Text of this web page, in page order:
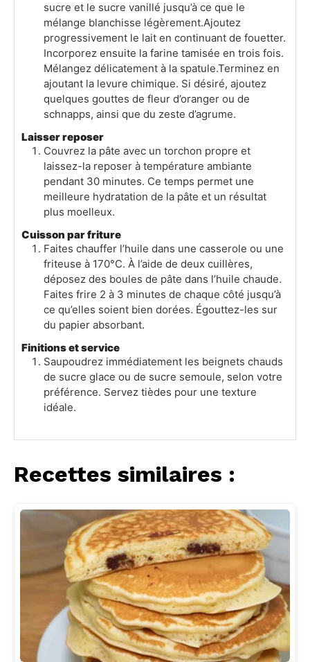
sucre et le sucre vanillé jusqu’à ce que le
mélange blanchisse légèrement.Ajoutez
progressivement le lait en continuant de fouetter.
Incorporez ensuite la farine tamisée en trois fois.
Mélangez délicatement à la spatule.Terminez en
ajoutant la levure chimique. Si désiré, ajoutez
quelques gouttes de fleur d’oranger ou de
schnapps, ainsi que du zeste d’agrume.
Laisser reposer
Couvrez la pâte avec un torchon propre et
laissez-la reposer à température ambiante
pendant 30 minutes. Ce temps permet une
meilleure hydratation de la pâte et un résultat
plus moelleux.
Cuisson par friture
Faites chauffer l’huile dans une casserole ou une
friteuse à 170°C. À l’aide de deux cuillères,
déposez des boules de pâte dans l’huile chaude.
Faites frire 2 à 3 minutes de chaque côté jusqu’à
ce qu’elles soient bien dorées. Égouttez-les sur
du papier absorbant.
Finitions et service
Saupoudrez immédiatement les beignets chauds
de sucre glace ou de sucre semoule, selon votre
préférence. Servez tièdes pour une texture
idéale.
Recettes similaires :